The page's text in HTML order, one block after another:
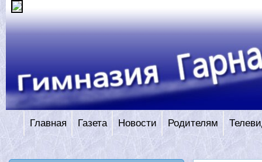
Главная Газета Новости Родителям